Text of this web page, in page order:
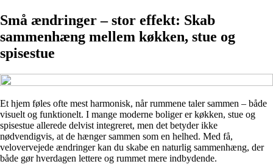
Små ændringer – stor effekt: Skab
sammenhæng mellem køkken, stue og
spisestue
Et hjem føles ofte mest harmonisk, når rummene taler sammen – både
visuelt og funktionelt. I mange moderne boliger er køkken, stue og
spisestue allerede delvist integreret, men det betyder ikke
nødvendigvis, at de hænger sammen som en helhed. Med få,
velovervejede ændringer kan du skabe en naturlig sammenhæng, der
både gør hverdagen lettere og rummet mere indbydende.